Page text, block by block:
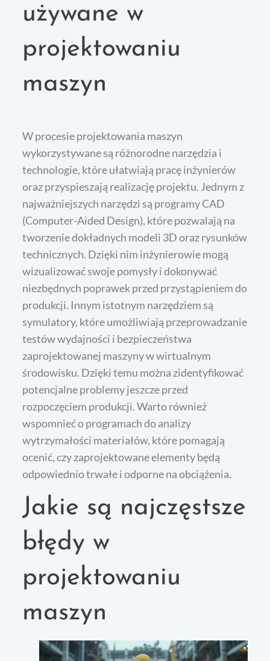
używane w
projektowaniu
maszyn
W procesie projektowania maszyn
wykorzystywane są różnorodne narzędzia i
technologie, które ułatwiają pracę inżynierów
oraz przyspieszają realizację projektu. Jednym z
najważniejszych narzędzi są programy CAD
(Computer-Aided Design), które pozwalają na
tworzenie dokładnych modeli 3D oraz rysunków
technicznych. Dzięki nim inżynierowie mogą
wizualizować swoje pomysły i dokonywać
niezbędnych poprawek przed przystąpieniem do
produkcji. Innym istotnym narzędziem są
symulatory, które umożliwiają przeprowadzanie
testów wydajności i bezpieczeństwa
zaprojektowanej maszyny w wirtualnym
środowisku. Dzięki temu można zidentyfikować
potencjalne problemy jeszcze przed
rozpoczęciem produkcji. Warto również
wspomnieć o programach do analizy
wytrzymałości materiałów, które pomagają
ocenić, czy zaprojektowane elementy będą
odpowiednio trwałe i odporne na obciążenia.
Jakie są najczęstsze
błędy w
projektowaniu
maszyn